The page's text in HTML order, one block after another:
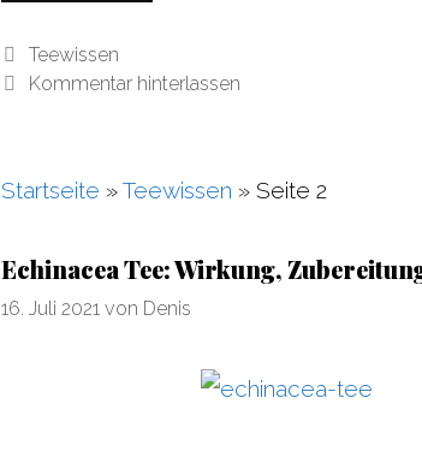
Kategorien
Teewissen
Kommentar hinterlassen
Startseite »Teewissen » Seite 2
Echinacea Tee: Wirkung,
16. Juli 2021 von Denis